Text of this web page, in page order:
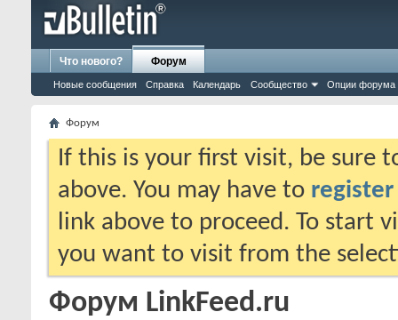
Что нового? Форум
Новые сообщения Справка Календарь Сообщество Опции форума
Форум
If this is your first visit, be sure
above. You may have to register
link above to proceed. To start
you want to visit from the
Форум LinkFeed.ru